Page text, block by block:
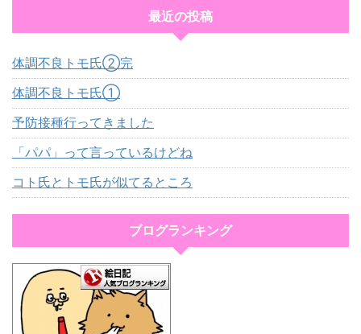
最近の投稿
体調不良トモ氏②完
体調不良トモ氏①
予防接種行ってきました
「パパ」って言っているけどね
コト氏とトモ氏が似てるところ
ブログランキング